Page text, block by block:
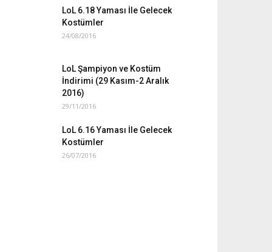
LoL 6.18 Yaması İle Gelecek
Kostümler
24/08/2016
LoL Şampiyon ve Kostüm
İndirimi (29 Kasım-2 Aralık
2016)
29/11/2016
LoL 6.16 Yaması İle Gelecek
Kostümler
26/07/2016